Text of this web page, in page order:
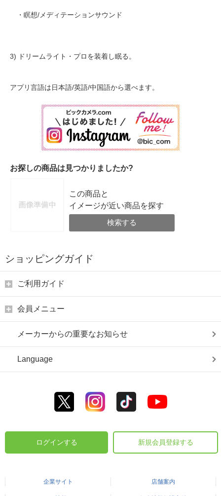
・瞑想/メディテーションサウンド
3) ドリームライト・プロを装着し眠る。
アプリ言語は日本語/英語/中国語から選べます。
お探しの商品は見つかりましたか?
この商品と
イメージが近い商品を探す
検索する
ショッピングガイド
ご利用ガイド
会員メニュー
メーカーからの重要なお知らせ
Language
ログインする 新規会員登録する
企業サイト 店舗案内